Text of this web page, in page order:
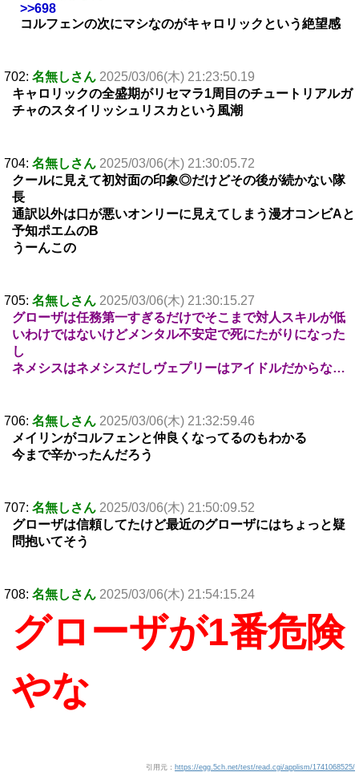
>>698
コルフェンの次にマシなのがキャロリックという絶望感
702: 名無しさん 2025/03/06(木) 21:23:50.19
キャロリックの全盛期がリセマラ1周目のチュートリアルガ
チャのスタイリッシュリスカという風潮
704: 名無しさん 2025/03/06(木) 21:30:05.72
クールに見えて初対面の印象◎だけどその後が続かない隊
長
通訳以外は口が悪いオンリーに見えてしまう漫才コンビAと
予知ポエムのB
うーんこの
705: 名無しさん 2025/03/06(木) 21:30:15.27
グローザは任務第一すぎるだけでそこまで対人スキルが低
いわけではないけどメンタル不安定で死にたがりになった
し
ネメシスはネメシスだしヴェプリーはアイドルだからな…
706: 名無しさん 2025/03/06(木) 21:32:59.46
メイリンがコルフェンと仲良くなってるのもわかる
今まで辛かったんだろう
707: 名無しさん 2025/03/06(木) 21:50:09.52
グローザは信頼してたけど最近のグローザにはちょっと疑
問抱いてそう
708: 名無しさん 2025/03/06(木) 21:54:15.24
グローザが1番危険
やな
引用元： https://egg.5ch.net/test/read.cgi/applism/1741068525/